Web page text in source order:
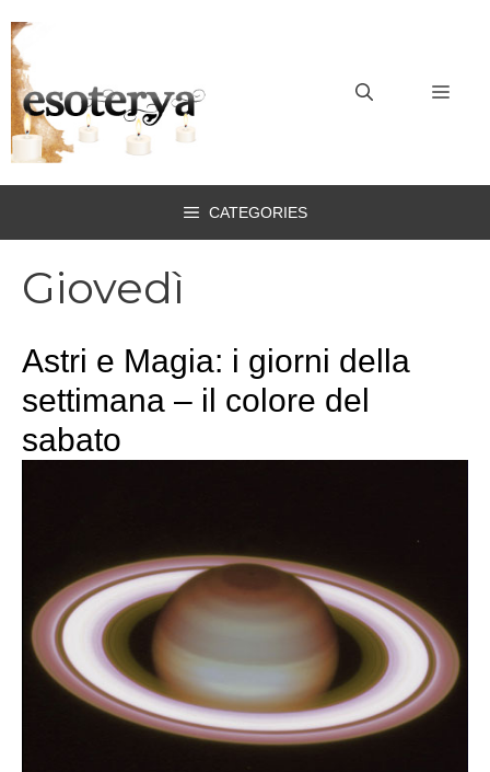
al
contenuto
CATEGORIES
Giovedì
Astri e Magia: i giorni della
settimana – il colore del
sabato